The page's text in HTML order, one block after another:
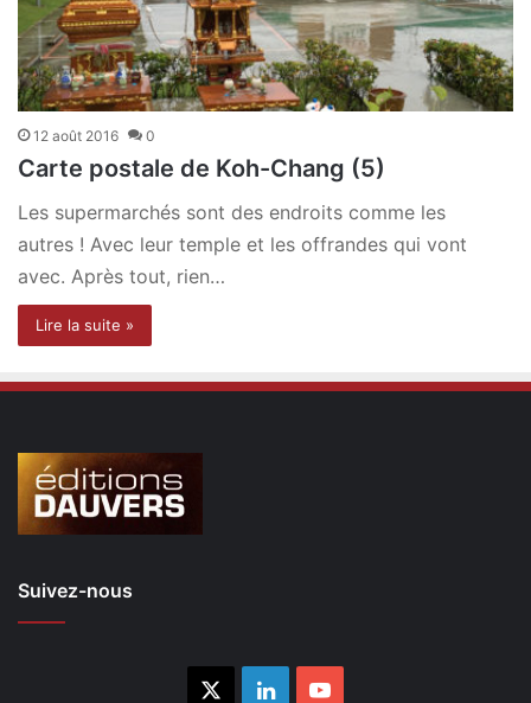
12 août 2016 0
Carte postale de Koh-Chang (5)
Les supermarchés sont des endroits comme les
autres ! Avec leur temple et les offrandes qui vont
avec. Après tout, rien…
Lire la suite »
Suivez-nous
LinkedinYouTube